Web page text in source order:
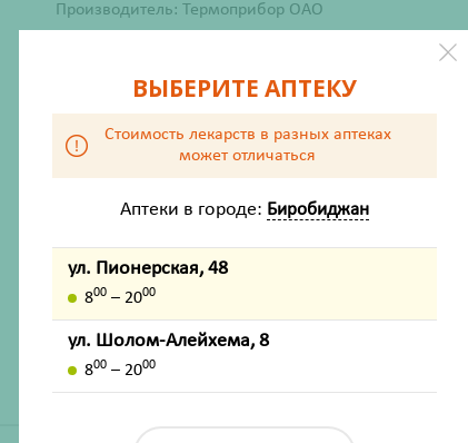
Производитель: Термоприбор ОАО
ХАРАКТЕРИСТИКИ
Производитель
Жизненно важный
Нет
ВЫБЕРИТЕ АПТЕКУ
Стоимость лекарств в разных аптеках
может отличаться
Аптеки в городе: Биробиджан
ул. Пионерская, 48
800 – 2000
ул. Шолом-Алейхема, 8
800 – 2000